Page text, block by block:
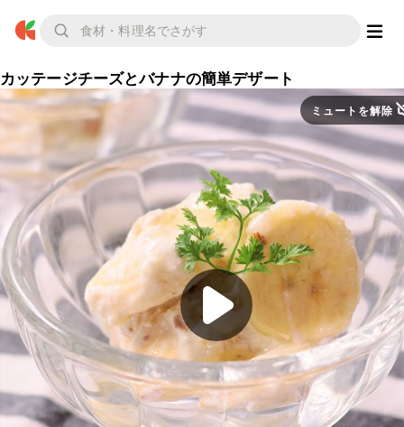
カッテージチーズとバナナの簡単デザート
ミュートを解除